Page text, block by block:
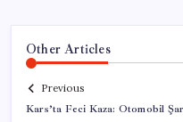
Other Articles
Previous
Kars’ta Feci Kaza: Otomobil